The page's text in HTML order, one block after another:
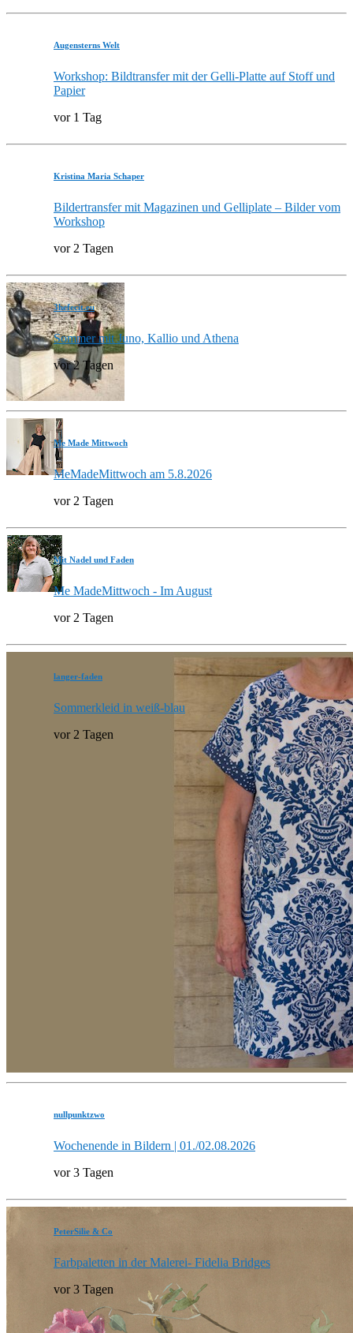
Augensterns Welt
Workshop: Bildtransfer mit der Gelli-Platte auf Stoff und
Papier
vor 1 Tag
Kristina Maria Schaper
Bildertransfer mit Magazinen und Gelliplate – Bilder vom
Workshop
vor 2 Tagen
3hefecit.eu
Sommer mit Juno, Kallio und Athena
vor 2 Tagen
Me Made Mittwoch
MeMadeMittwoch am 5.8.2026
vor 2 Tagen
Mit Nadel und Faden
Me MadeMittwoch - Im August
vor 2 Tagen
langer-faden
Sommerkleid in weiß-blau
vor 2 Tagen
nullpunktzwo
Wochenende in Bildern | 01./02.08.2026
vor 3 Tagen
PeterSilie & Co
Farbpaletten in der Malerei- Fidelia Bridges
vor 3 Tagen